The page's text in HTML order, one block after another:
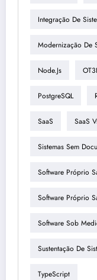
Integração De
Modernização De
Node.js
PostgreSQL
SaaS SaaS
Sistemas Sem
Software Próprio
Software Próprio
Software Sob
Sustentação De
TypeScript